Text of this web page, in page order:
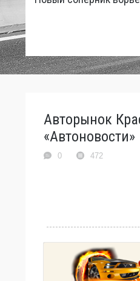
Авторынок
«Автоновости»
0 472